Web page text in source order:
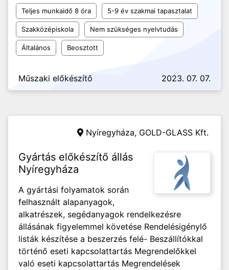
Teljes munkaidő 8 óra 5-9 év szakmai tapasztalat
Szakközépiskola Nem szükséges nyelvtudás
Általános Beosztott
Műszaki előkészítő 2023. 07. 07.
Nyíregyháza, GOLD-GLASS Kft.
Gyártás előkészítő állás
Nyíregyháza
A gyártási folyamatok során
felhasznált alapanyagok,
alkatrészek, segédanyagok rendelkezésre
állásának figyelemmel követése Rendelésigénylő
listák készítése a beszerzés felé- Beszállítókkal
történő eseti kapcsolattartás Megrendelőkkel
való eseti kapcsolattartás Megrendelések